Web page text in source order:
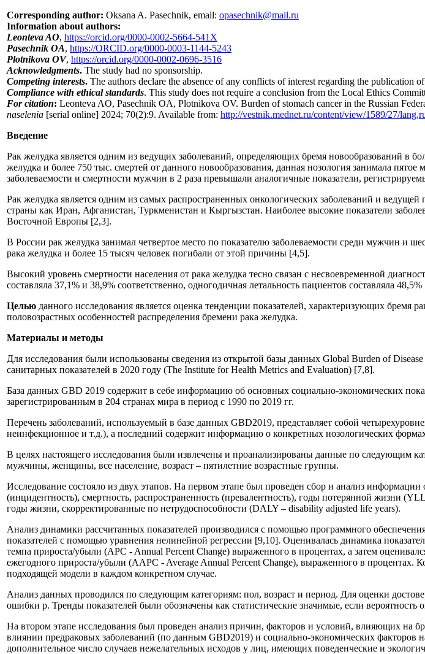
Corresponding author: Oksana A. Pasechnik, email: opasechnik@mail.ru
Information about authors:
Leonteva AO, https://orcid.org/0000-0002-5664-541X
Pasechnik OA, https://ORCID.org/0000-0003-1144-5243
Plotnikova OV, https://orcid.org/0000-0002-0696-3516
Acknowledgments. The study had no sponsorship.
Competing interests. The authors declare the absence of any conflicts of interest regarding the publication
Compliance with ethical standards. This study does not require a conclusion from the Local Ethics
For citation: Leonteva AO, Pasechnik OA, Plotnikova OV. Burden of stomach cancer in the Russian
naselenia [serial online] 2024; 70(2):9. Available from: http://vestnik.mednet.ru/content/view/1589/27/
Введение
Рак желудка является одним из ведущих заболеваний, определяющих бремя новообразований в
желудка и более 750 тыс. смертей от данного новообразования, данная нозология занимала
заболеваемости и смертности мужчин в 2 раза превышали аналогичные показатели,
Рак желудка является одним из самых распространенных онкологических заболеваний и
страны как Иран, Афганистан, Туркменистан и Кыргызстан. Наиболее высокие показатели
Восточной Европы [2,3].
В России рак желудка занимал четвертое место по показателю заболеваемости среди мужчин и
рака желудка и более 15 тысяч человек погибали от этой причины [4,5].
Высокий уровень смертности населения от рака желудка тесно связан с несвоевременной
составляла 37,1% и 38,9% соответственно, одногодичная летальность пациентов составляла 48,5%
Целью данного исследования является оценка тенденции показателей, характеризующих бремя
половозрастных особенностей распределения бремени рака желудка.
Материалы и методы
Для исследования были использованы сведения из открытой базы данных Global Burden of
санитарных показателей в 2020 году (The Institute for Health Metrics and Evaluation) [7,8].
База данных GBD 2019 содержит в себе информацию об основных социально-экономических
зарегистрированным в 204 странах мира в период с 1990 по 2019 гг.
Перечень заболеваний, используемый в базе данных GBD2019, представляет собой
неинфекционное и т.д.), а последний содержит информацию о конкретных нозологических
В целях настоящего исследования были извлечены и проанализированы данные по следующим
мужчины, женщины, все население, возраст – пятилетние возрастные группы.
Исследование состояло из двух этапов. На первом этапе был проведен сбор и анализ
(инцидентность), смертность, распространенность (превалентность), годы потерянной жизни
годы жизни, скорректированные по нетрудоспособности (DALY – disability adjusted life years).
Анализ динамики рассчитанных показателей производился с помощью программного
показателей с помощью уравнения нелинейной регрессии [9,10]. Оценивалась динамика
темпа прироста/убыли (APC - Annual Percent Change) выраженного в процентах, а затем
ежегодного прироста/убыли (AAPC - Average Annual Percent Change), выраженного в процентах.
подходящей модели в каждом конкретном случае.
Анализ данных проводился по следующим категориям: пол, возраст и период. Для оценки
ошибки p. Тренды показателей были обозначены как статистические значимые, если
На втором этапе исследования был проведен анализ причин, факторов и условий, влияющих на
влиянии предраковых заболеваний (по данным GBD2019) и социально-экономических
дополнительное число случаев нежелательных исходов у лиц, имеющих поведенческие и